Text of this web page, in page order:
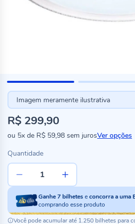
Imagem meramente ilustrativa
R$ 299,90
ou 5x de R$ 59,98 sem jurosVer opções
Quantidade
Ganhe7bilheteseconcorra a uma
comprando esse produto
Você pode acumular até 1.250 bilhetes para